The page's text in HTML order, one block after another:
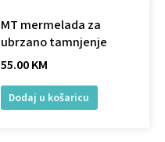
MT mermelada za
ubrzano tamnjenje
55.00KM
Dodaj u košaricu